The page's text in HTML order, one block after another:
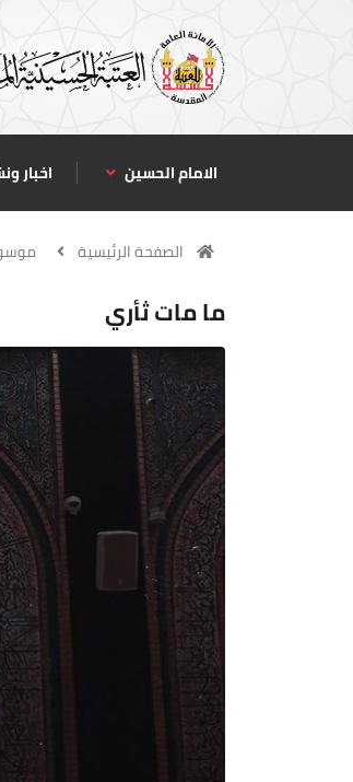
الامام الحسين اخبار
الصفحة الرئيسية
ما مات ثأري